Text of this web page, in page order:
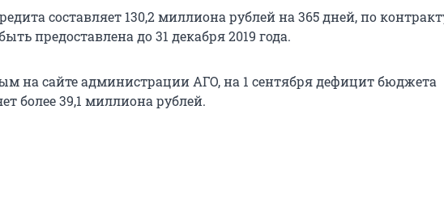
составляет 130,2 миллиона рублей на 365 дней, по
предоставлена до 31 декабря 2019 года.
на сайте администрации АГО, на 1 сентября дефицит бюджета
более 39,1 миллиона рублей.